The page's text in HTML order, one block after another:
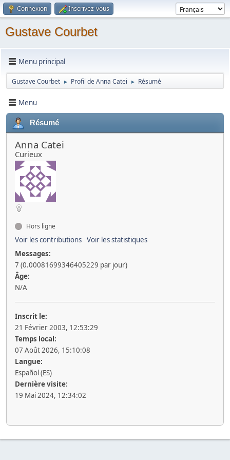
Connexion Inscrivez-vous
Gustave Courbet
Menu principal
Gustave Courbet ► Profil de Anna Catei ► Résumé
Menu
Résumé
Anna Catei
Curieux
Hors ligne
Voir les contributions Voir les statistiques
Messages:
7 (0.00081699346405229 par jour)
Âge:
N/A
Inscrit le:
21 Février 2003, 12:53:29
Temps local:
07 Août 2026, 15:10:08
Langue:
Español (ES)
Dernière visite:
19 Mai 2024, 12:34:02